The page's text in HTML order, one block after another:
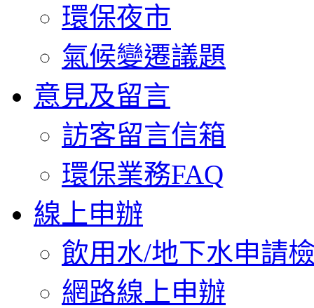
環保夜市
氣候變遷議題
意見及留言
訪客留言信箱
環保業務FAQ
線上申辦
飲用水/地下水申請
網路線上申辦